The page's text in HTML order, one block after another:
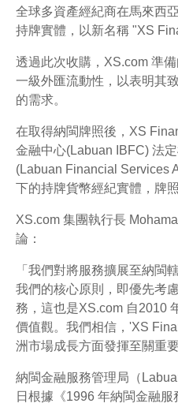
全球多資產經紀商在馬來西
持牌實體，以新名稱 "XS
透過此次收購，XS.com 準
一級外匯流動性，以表明其
的需求。
在取得納閩牌照後，XS
金融中心(Labuan IBFC) 法
(Labuan Financial Services
下的持牌貨幣經紀實體，牌
XS.com 集團執行長
論：
「我們對將服務擴展至納閩
我們的核心原則，即優先考
務，這也是XS.com 自2010
價值觀。我們相信，'XS
洲市場成長方面發揮至關重
納閩金融服務管理局（
日根據《1996 年納閩金融